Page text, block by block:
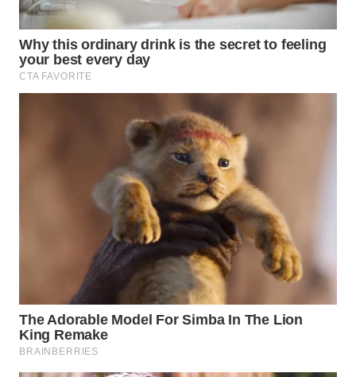
Wahana
Group
WAHANA
NEWS
INFRASTRUKTUR
WAHANA
KONSUMEN